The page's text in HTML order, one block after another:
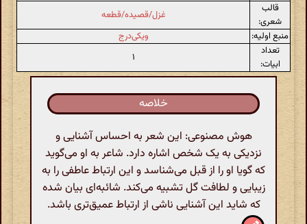
قالب
شعری:
غزل/قصیده/قطعه
منبع اولیه:
ویکی‌درج
تعداد
ابیات:
۱
خلاصه
هوش مصنوعی: این شعر به احساس آشنایی و
نزدیکی به یک شخص اشاره دارد. شاعر به او می‌گوید
که گویا او را از قبل می‌شناسد و این ارتباط عاطفی را به
زیبایی و لطافت گل تشبیه می‌کند. شائبه‌ای بیان شده
که شاید این آشنایی ناشی از ارتباط عمیق‌تری باشد.